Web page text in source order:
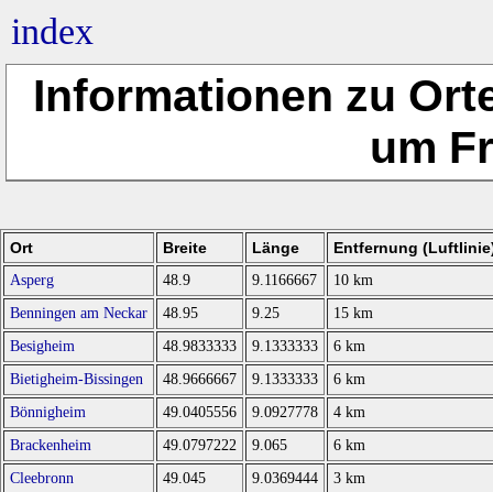
index
Informationen zu
um
Ort Breite Länge Entfernung
Asperg 48.9 9.1166667
10 km
Benningen am Neckar
48.95 9.25
15 km
Besigheim
48.9833333 9.1333333
6 km
Bietigheim-Bissingen
48.9666667 9.1333333
6 km
Bönnigheim
49.0405556 9.0927778
4 km
Brackenheim
49.0797222 9.065
6 km
Cleebronn
49.045 9.0369444
3 km